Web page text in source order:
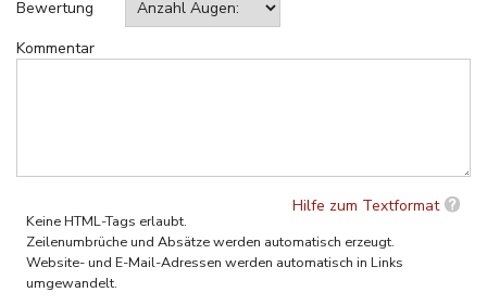
Bewertung
Kommentar
Hilfe zum Textformat
Keine HTML-Tags erlaubt.
Zeilenumbrüche und Absätze werden automatisch erzeugt.
Website- und E-Mail-Adressen werden automatisch in Links
umgewandelt.